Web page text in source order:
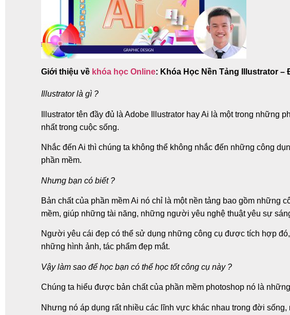
Giới thiệu về khóa học Online: Khóa Học Nền Tảng Illustrator –
Illustrator là gì ?
Illustrator tên đầy đủ là Adobe Illustrator hay Ai là một trong những
nhất trong cuộc sống.
Nhắc đến Ai thì chúng ta không thể không nhắc đến những công
phần mềm.
Nhưng bạn có biết ?
Bản chất của phần mềm Ai nó chỉ là một nền tảng bao gồm những
mềm, giúp những tài năng, những người yêu nghệ thuật yêu sự
Người yêu cái đẹp có thể sử dụng những công cụ được tích hợp
những hình ảnh, tác phẩm đẹp mắt.
Vậy làm sao để học bạn có thể học tốt công cụ này ?
Chúng ta hiểu được bản chất của phần mềm photoshop nó là
Nhưng nó áp dụng rất nhiều các lĩnh vực khác nhau trong đời